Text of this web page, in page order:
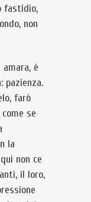
fastidio,
non
amara, è
pazienza.
farò
se
la
non ce
il loro,